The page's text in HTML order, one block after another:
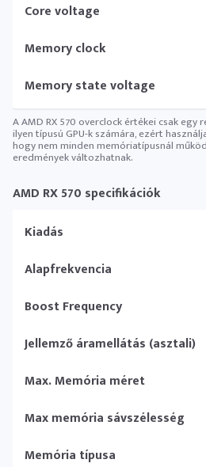
Core voltage
Memory clock
Memory state voltage
A AMD RX 570 overclock értékei csak
ilyen típusú GPU-k számára, ezért
hogy nem minden memóriatípusnál
eredmények változhatnak.
AMD RX 570 specifikációk
Kiadás
Alapfrekvencia
Boost Frequency
Jellemző áramellátás (asztali)
Max. Memória méret
Max memória sávszélesség
Memória típusa